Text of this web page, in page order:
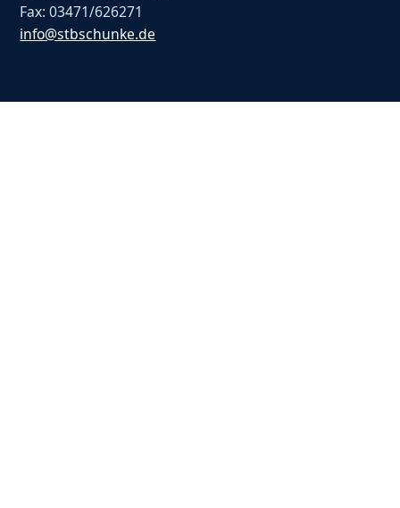
Fax: 03471/626271
info@stbschunke.de